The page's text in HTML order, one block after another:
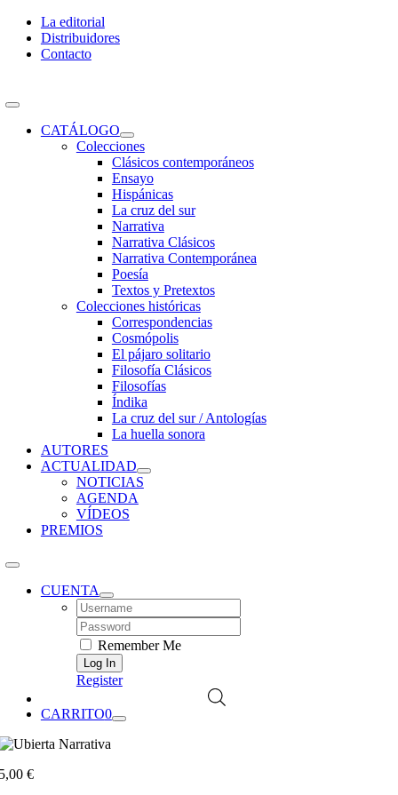
Skip
content
La editorial
Distribuidores
Contacto
Toggle
NavigationCATÁLOGO
Colecciones
Clásicos contemporáneos
Ensayo
Hispánicas
La cruz del sur
Narrativa
Narrativa Clásicos
Narrativa Contemporánea
Poesía
Textos y Pretextos
Colecciones históricas
Correspondencias
Cosmópolis
El pájaro solitario
Filosofía Clásicos
Filosofías
Índika
La cruz del sur / Antologías
La huella sonora
AUTORES
ACTUALIDAD
NOTICIAS
AGENDA
VÍDEOS
PREMIOS
CUENTA
Username:
Password:
Remember Me
Register
CARRITO0
€